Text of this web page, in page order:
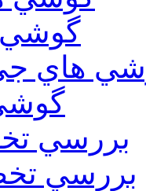
گوشي
هاي
بررسي
بررسي